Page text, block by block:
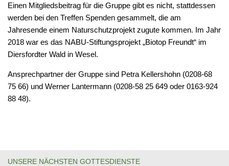
Einen Mitgliedsbeitrag für die Gruppe gibt es nicht, stattdessen
werden bei den Treffen Spenden gesammelt, die am
Jahresende einem Naturschutzprojekt zugute kommen. Im Jahr
2018 war es das NABU-Stiftungsprojekt „Biotop Freundt“ im
Diersfordter Wald in Wesel.
Ansprechpartner der Gruppe sind Petra Kellershohn (0208-68
75 66) und Werner Lantermann (0208-58 25 649 oder 0163-924
88 48).
UNSERE NÄCHSTEN GOTTESDIENSTE